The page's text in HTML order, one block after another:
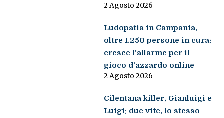
2 Agosto 2026
Ludopatia in Campania,
oltre 1.250 persone in cura:
cresce l’allarme per il
gioco d’azzardo online
2 Agosto 2026
Cilentana killer, Gianluigi e
Luigi: due vite, lo stesso